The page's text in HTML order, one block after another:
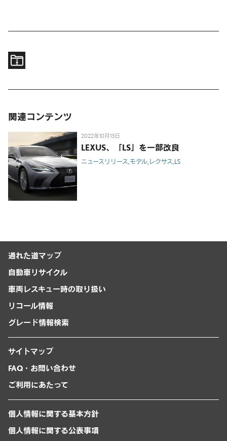
関連コンテンツ
2022年10月13日
LEXUS、「LS」を一部改良
ニュースリリース モデル レクサス LS
通れた道マップ
自動車リサイクル
車両レスキュー時の取り扱い
リコール情報
グレード情報検索
サイトマップ
FAQ・お問い合わせ
ご利用にあたって
個人情報に関する基本方針
個人情報に関する公表事項